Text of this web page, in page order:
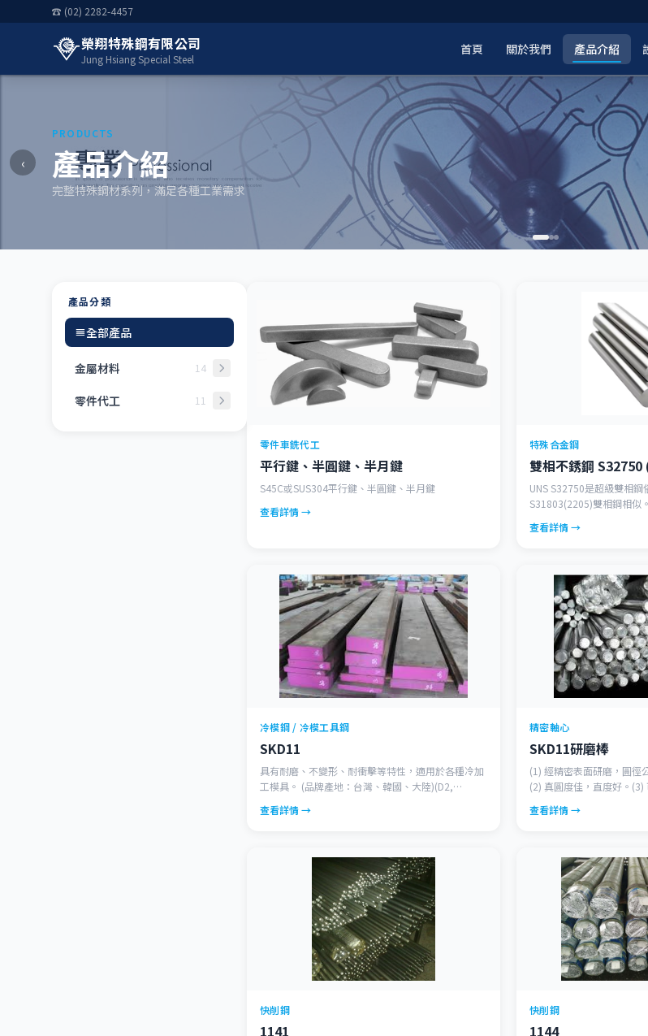
☎ (02) 2282-4457
榮翔特殊鋼有限公司
Jung Hsiang Special Steel
首頁 關於我們 產品介紹
PRODUCTS
產品介紹
完整特殊鋼材系列，滿足各種工業需求
‹
產品分類
全部產品
金屬材料 14
一般構造用鋼材
零件代工 11
零件車銑代工
平行鍵、半圓鍵、半月鍵
S45C或SUS304平行鍵、半圓鍵、半月鍵
查看詳情 →
特殊合金鋼
雙相不銹鋼 S32750
UNS S32750是超級雙相
S31803(2205)雙相鋼相似
腐蝕性，適用更嚴苛的環境
查看詳情 →
冷模鋼 / 冷模工具鋼
SKD11
具有耐磨、不變形、耐衝擊等特性，適用於各種冷加
工模具。 (品牌產地：台灣、韓國、大陸)(D2,
查看詳情 →
精密軸心
SKD11研磨棒
(1) 經精密表面研磨，圓徑
(2) 真圓度佳，直度好。(3)
查看詳情 →
快削鋼
1141
快削鋼
1144